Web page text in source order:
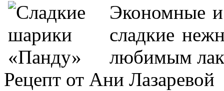
Экономные и
сладкие
любимым
Рецепт от Ани Лазаревой